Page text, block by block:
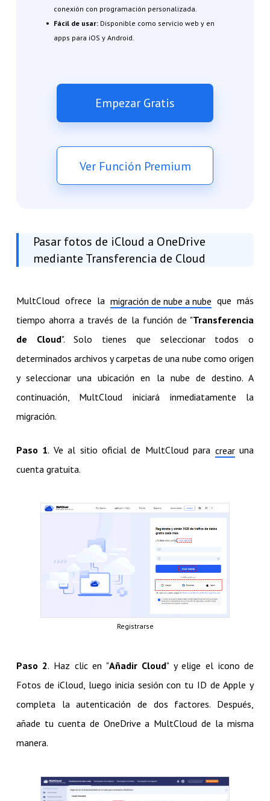
conexión con programación personalizada.
Fácil de usar: Disponible como servicio web y en
apps para iOS y Android.
Empezar Gratis
Ver Función Premium
Pasar fotos de iCloud a OneDrive
mediante Transferencia de Cloud
MultCloud ofrece lamigración de nube a nube que más
tiempo ahorra a través de la función de "Transferencia
de Cloud". Solo tienes que seleccionar todos o
determinados archivos y carpetas de una nube como origen
y seleccionar una ubicación en la nube de destino. A
continuación, MultCloud iniciará inmediatamente la
migración.
Paso 1. Ve al sitio oficial de MultCloud para crearuna
cuenta gratuita.
Registrarse
Paso 2. Haz clic en "Añadir Cloud" y elige el icono de
Fotos de iCloud, luego inicia sesión con tu ID de Apple y
completa la autenticación de dos factores. Después,
añade tu cuenta de OneDrive a MultCloud de la misma
manera.